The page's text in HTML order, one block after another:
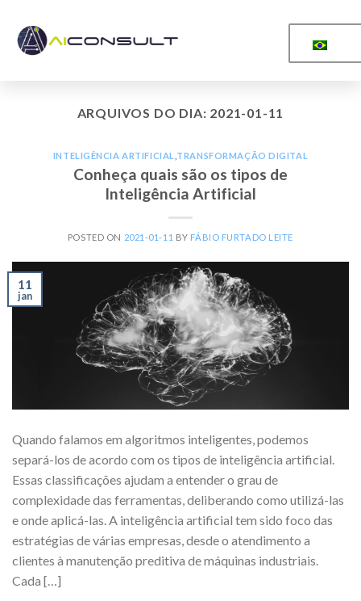
ARQUIVOS DO DIA: 2021-01-11
INTELIGÊNCIA ARTIFICIAL TRANSFORMAÇÃO DIGITAL
Conheça quais são os tipos de
Inteligência Artificial
POSTED ON 2021-01-11 BY FÁBIO FURTADO LEITE
11
jan
Quando falamos em algoritmos inteligentes, podemos
separá-los de acordo com os tipos de inteligência artificial.
Essas classificações ajudam a entender o grau de
complexidade das ferramentas, deliberando como utilizá-las
e onde aplicá-las. A inteligência artificial tem sido foco das
estratégias de várias empresas, desde o atendimento a
clientes à manutenção preditiva de máquinas industriais.
Cada […]